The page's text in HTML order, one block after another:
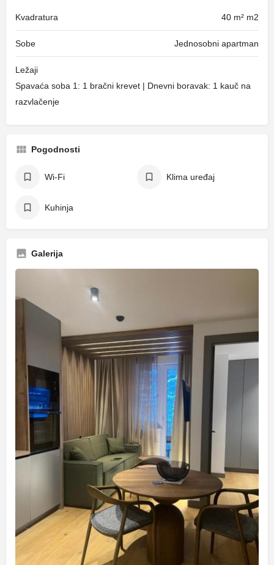
Kvadratura 40 m² m2
Sobe Jednosobni apartman
Ležaji
Spavaća soba 1: 1 bračni krevet | Dnevni boravak: 1 kauč na
razvlačenje
Pogodnosti
Wi-Fi Klima uređaj
Kuhinja
Galerija